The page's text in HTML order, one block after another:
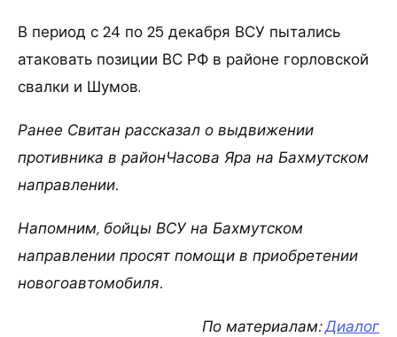
В период с 24 по 25 декабря ВСУ пытались
атаковать позиции ВС РФ в районе горловской
свалки и Шумов.
Ранее Свитан рассказал о выдвижении
противника в районЧасова Яра на Бахмутском
направлении.
Напомним, бойцы ВСУ на Бахмутском
направлении просят помощи в приобретении
новогоавтомобиля.
По материалам:Диалог